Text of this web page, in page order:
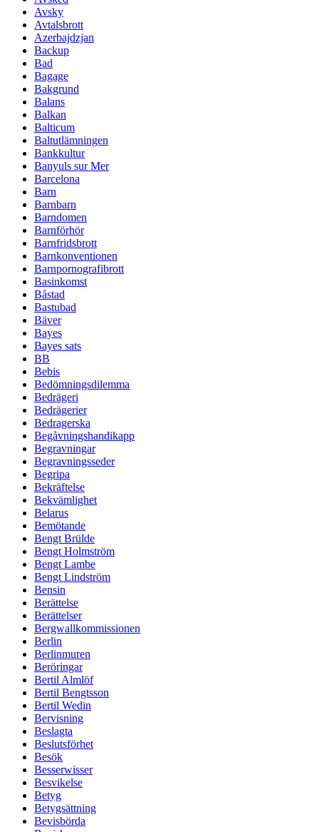
Avsky
Avtalsbrott
Azerbajdzjan
Backup
Bad
Bagage
Bakgrund
Balans
Balkan
Balticum
Baltutlämningen
Bankkultur
Banyuls sur Mer
Barcelona
Barn
Barnbarn
Barndomen
Barnförhör
Barnfridsbrott
Barnkonventionen
Barnpornografibrott
Basinkomst
Båstad
Bastubad
Bäver
Bayes
Bayes sats
BB
Bebis
Bedömningsdilemma
Bedrägeri
Bedrägerier
Bedragerska
Begåvningshandikapp
Begravningar
Begravningsseder
Begripa
Bekräftelse
Bekvämlighet
Belarus
Bemötande
Bengt Brülde
Bengt Holmström
Bengt Lambe
Bengt Lindström
Bensin
Berättelse
Berättelser
Bergwallkommissionen
Berlin
Berlinmuren
Beröringar
Bertil Almlöf
Bertil Bengtsson
Bertil Wedin
Bervisning
Beslagta
Beslutsförhet
Besök
Besserwisser
Besvikelse
Betyg
Betygsättning
Bevisbörda